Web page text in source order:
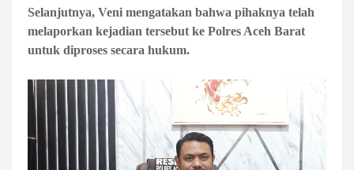
Selanjutnya, Veni mengatakan bahwa pihaknya telah
melaporkan kejadian tersebut ke Polres Aceh Barat
untuk diproses secara hukum.